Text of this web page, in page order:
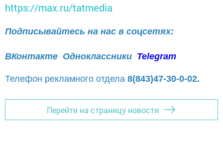
https://max.ru/tatmedia
Подписывайтесь на нас в соцсетях:
ВКонтакте Одноклассники Telegram
Телефон рекламного отдела 8(843)47-30-0-02.
Перейти на страницу новости